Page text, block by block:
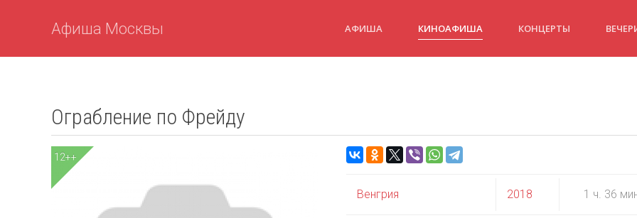
Афиша Москвы АФИША КИНОАФИША КОНЦЕРТЫ
Ограбление по Фрейду
12++
Венгрия 2018 1 ч. 36